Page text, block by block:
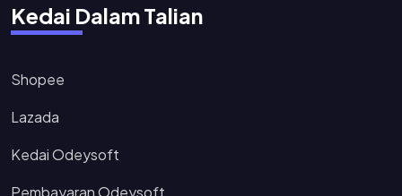
Kedai Dalam Talian
Shopee
Lazada
Kedai Odeysoft
Pembayaran Odeysoft